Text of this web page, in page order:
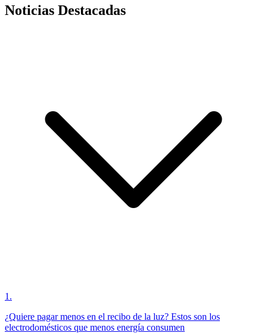
Noticias Destacadas
1 .
¿Quiere pagar menos en el recibo de la luz? Estos son los
electrodomésticos que menos energía consumen